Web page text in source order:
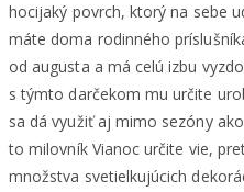
hocijaký povrch, ktorý na sebe
máte doma rodinného
od augusta a má celú izbu
s týmto darčekom mu určite
sa dá využiť aj mimo sezóny
to milovník Vianoc určite vie,
množstva svetielkujúcich